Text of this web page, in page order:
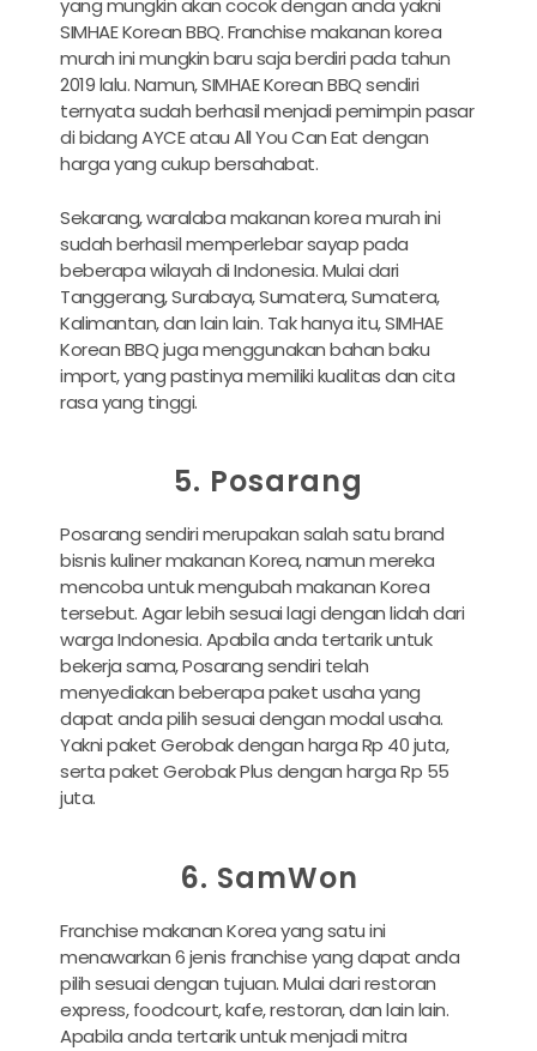
yang mungkin akan cocok dengan anda yakni
SIMHAE Korean BBQ. Franchise makanan korea
murah ini mungkin baru saja berdiri pada tahun
2019 lalu. Namun, SIMHAE Korean BBQ sendiri
ternyata sudah berhasil menjadi pemimpin pasar
di bidang AYCE atau All You Can Eat dengan
harga yang cukup bersahabat.
Sekarang, waralaba makanan korea murah ini
sudah berhasil memperlebar sayap pada
beberapa wilayah di Indonesia. Mulai dari
Tanggerang, Surabaya, Sumatera, Sumatera,
Kalimantan, dan lain lain. Tak hanya itu, SIMHAE
Korean BBQ juga menggunakan bahan baku
import, yang pastinya memiliki kualitas dan cita
rasa yang tinggi.
5. Posarang
Posarang sendiri merupakan salah satu brand
bisnis kuliner makanan Korea, namun mereka
mencoba untuk mengubah makanan Korea
tersebut. Agar lebih sesuai lagi dengan lidah dari
warga Indonesia. Apabila anda tertarik untuk
bekerja sama, Posarang sendiri telah
menyediakan beberapa paket usaha yang
dapat anda pilih sesuai dengan modal usaha.
Yakni paket Gerobak dengan harga Rp 40 juta,
serta paket Gerobak Plus dengan harga Rp 55
juta.
6. SamWon
Franchise makanan Korea yang satu ini
menawarkan 6 jenis franchise yang dapat anda
pilih sesuai dengan tujuan. Mulai dari restoran
express, foodcourt, kafe, restoran, dan lain lain.
Apabila anda tertarik untuk menjadi mitra